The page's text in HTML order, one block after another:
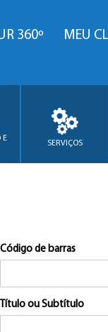
360º MEU
E
SERVIÇOS
Código de barras
Título ou Subtítulo